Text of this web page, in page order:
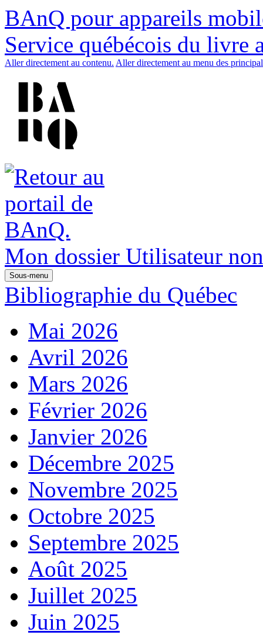
BAnQ pour appareils
Service québécois du livre
Aller directement au contenu. Aller directement au menu des
Mon dossier Utilisateur
Sous-menu
Bibliographie du Québec
Mai 2026
Avril 2026
Mars 2026
Février 2026
Janvier 2026
Décembre 2025
Novembre 2025
Octobre 2025
Septembre 2025
Août 2025
Juillet 2025
Juin 2025